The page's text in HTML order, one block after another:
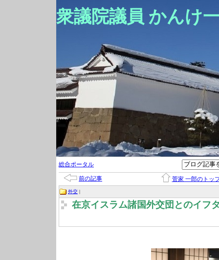
衆議院議員 かんけ
総合ポータル
前の記事 菅家 一郎のトッ
外交 |
在京イスラム諸国外交団とのイフ